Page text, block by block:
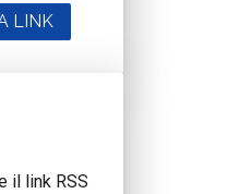
LINK
il link RSS